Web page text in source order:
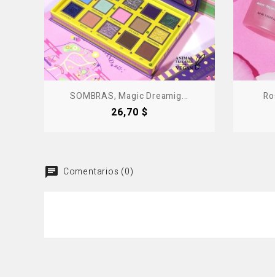
SOMBRAS, Magic Dreamig...
Precio
26,70 $
Comentarios (0)